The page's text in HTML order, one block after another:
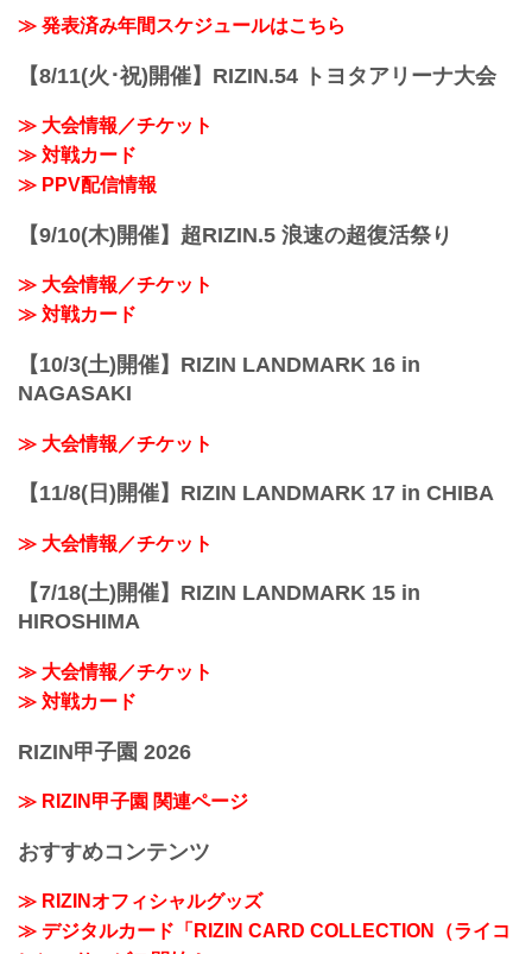
≫ 発表済み年間スケジュールはこちら
【8/11(火･祝)開催】RIZIN.54 トヨタアリーナ大会
≫ 大会情報／チケット
≫ 対戦カード
≫ PPV配信情報
【9/10(木)開催】超RIZIN.5 浪速の超復活祭り
≫ 大会情報／チケット
≫ 対戦カード
【10/3(土)開催】RIZIN LANDMARK 16 in
NAGASAKI
≫ 大会情報／チケット
【11/8(日)開催】RIZIN LANDMARK 17 in CHIBA
≫ 大会情報／チケット
【7/18(土)開催】RIZIN LANDMARK 15 in
HIROSHIMA
≫ 大会情報／チケット
≫ 対戦カード
RIZIN甲子園 2026
≫ RIZIN甲子園 関連ページ
おすすめコンテンツ
≫ RIZINオフィシャルグッズ
≫ デジタルカード「RIZIN CARD COLLECTION（ライコ